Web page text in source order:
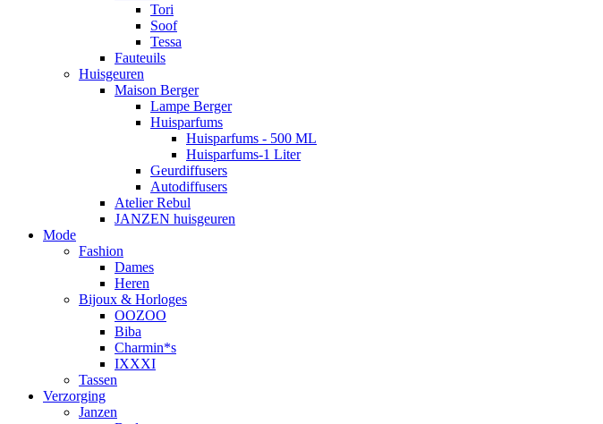
Tori
Soof
Tessa
Fauteuils
Huisgeuren
Maison Berger
Lampe Berger
Huisparfums
Huisparfums - 500 ML
Huisparfums-1 Liter
Geurdiffusers
Autodiffusers
Atelier Rebul
JANZEN huisgeuren
Mode
Fashion
Dames
Heren
Bijoux & Horloges
OOZOO
Biba
Charmin*s
IXXXI
Tassen
Verzorging
Janzen